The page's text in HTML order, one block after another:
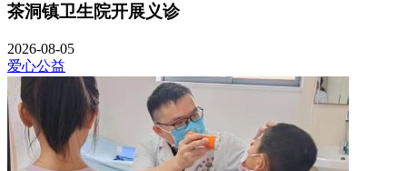
茶洞镇卫生院开展义诊
2026-08-05
爱心公益